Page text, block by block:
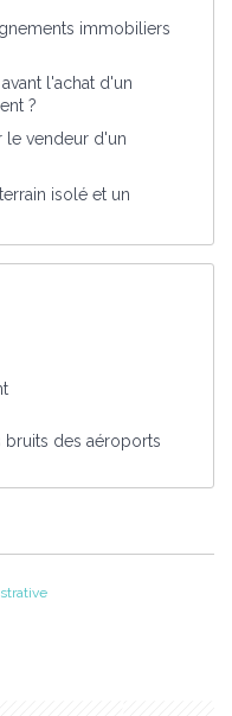
immobiliers
l'achat d'un
?
le vendeur d'un
isolé et un
des aéroports